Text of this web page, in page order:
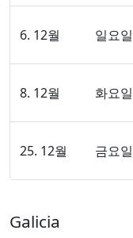
6. 12월 일요일
8. 12월 화요일
25. 12월 금요일
Galicia